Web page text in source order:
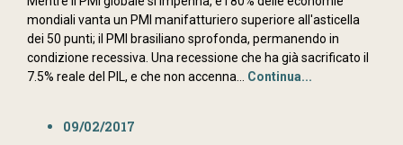
mondiali vanta un PMI manifatturiero superiore all'asticella
dei 50 punti; il PMI brasiliano sprofonda, permanendo in
condizione recessiva. Una recessione che ha già sacrificato il
7.5% reale del PIL, e che non accenna... Continua...
09/02/2017